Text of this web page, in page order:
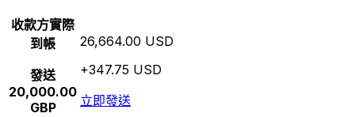
收款方實際
到帳
發送
20,000.00
GBP
26,664.00 USD
+347.75 USD
立即發送